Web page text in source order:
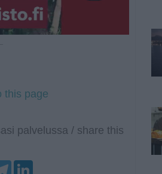
this page
palvelussa / share this
T